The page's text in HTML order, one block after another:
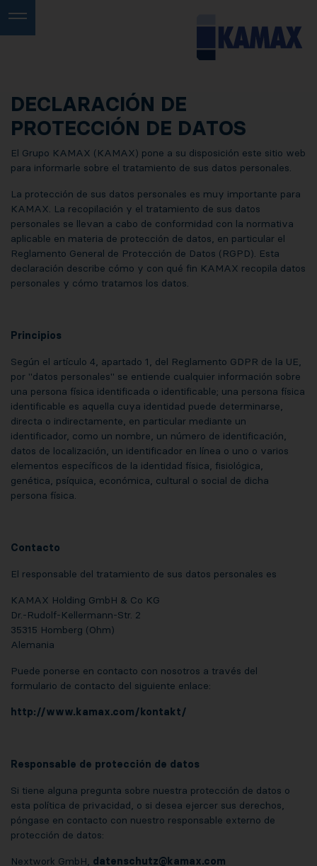
DECLARACIÓN DE
PROTECCIÓN DE DATOS
El Grupo KAMAX (KAMAX) pone a su disposición este sitio web
para informarle sobre el tratamiento de sus datos personales.
La protección de sus datos personales es muy importante para
KAMAX. La recopilación y el tratamiento de sus datos
personales se llevan a cabo de conformidad con la normativa
aplicable en materia de protección de datos, en particular el
Reglamento General de Protección de Datos (RGPD). Esta
declaración describe cómo y con qué fin KAMAX recopila datos
personales y cómo tratamos los datos.
Principios
Según el artículo 4, apartado 1, del Reglamento GDPR de la UE,
por "datos personales" se entiende cualquier información sobre
una persona física identificada o identificable; una persona física
identificable es aquella cuya identidad puede determinarse,
directa o indirectamente, en particular mediante un
identificador, como un nombre, un número de identificación,
datos de localización, un identificador en línea o uno o varios
elementos específicos de la identidad física, fisiológica,
genética, psíquica, económica, cultural o social de dicha
persona física.
Contacto
El responsable del tratamiento de sus datos personales es
KAMAX Holding GmbH & Co KG
Dr.-Rudolf-Kellermann-Str. 2
35315 Homberg (Ohm)
Alemania
Puede ponerse en contacto con nosotros a través del
formulario de contacto del siguiente enlace:
http://www.kamax.com/kontakt/
Responsable de protección de datos
Si tiene alguna pregunta sobre nuestra protección de datos o
esta política de privacidad, o si desea ejercer sus derechos,
póngase en contacto con nuestro responsable externo de
protección de datos:
Nextwork GmbH, datenschutz@kamax.com